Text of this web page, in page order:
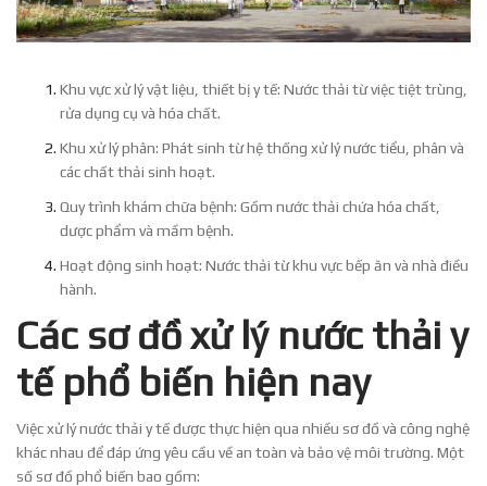
Khu vực xử lý vật liệu, thiết bị y tế: Nước thải từ việc tiệt trùng,
rửa dụng cụ và hóa chất.
Khu xử lý phân: Phát sinh từ hệ thống xử lý nước tiểu, phân và
các chất thải sinh hoạt.
Quy trình khám chữa bệnh: Gồm nước thải chứa hóa chất,
dược phẩm và mầm bệnh.
Hoạt động sinh hoạt: Nước thải từ khu vực bếp ăn và nhà điều
hành.
Các sơ đồ xử lý nước thải y
tế phổ biến hiện nay
Việc xử lý nước thải y tế được thực hiện qua nhiều sơ đồ và công nghệ
khác nhau để đáp ứng yêu cầu về an toàn và bảo vệ môi trường. Một
số sơ đồ phổ biến bao gồm: